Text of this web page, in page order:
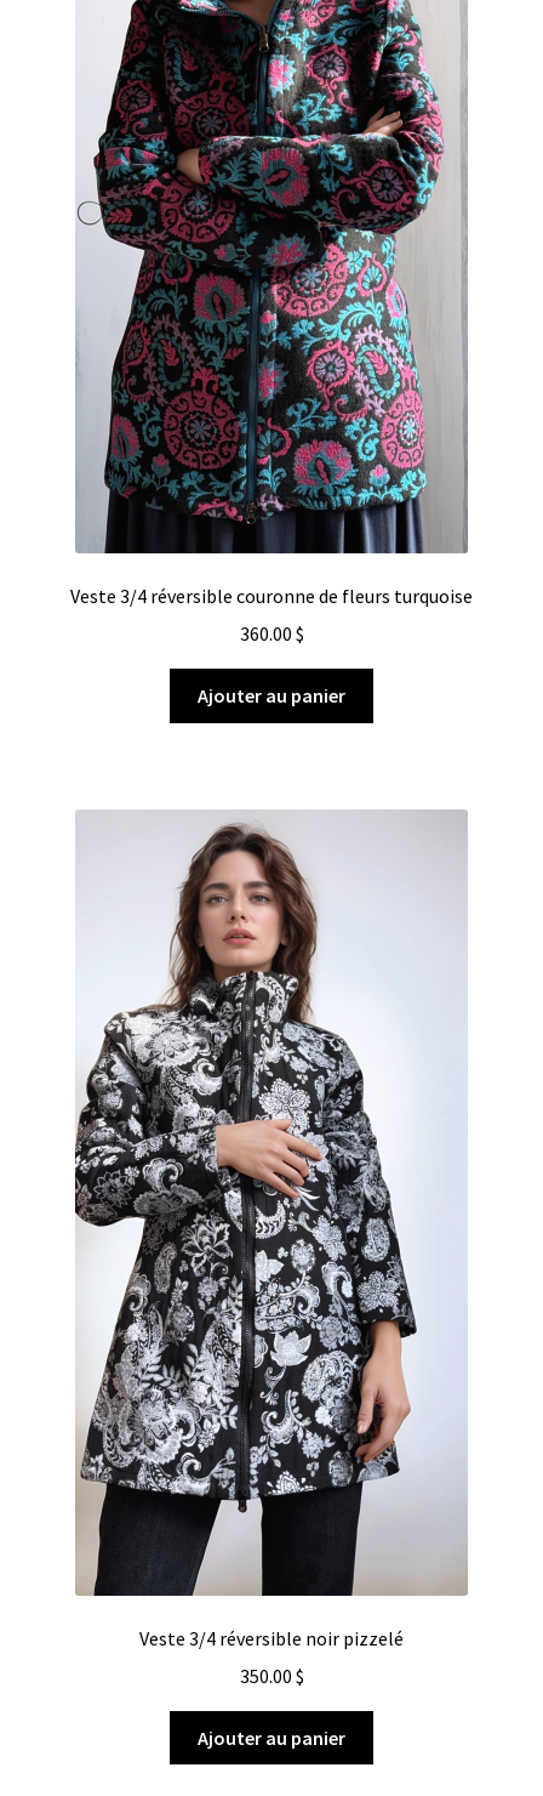
Veste 3/4 réversible couronne de fleurs turquoise
360.00 $
Ajouter au panier
Veste 3/4 réversible noir pizzelé
350.00 $
Ajouter au panier